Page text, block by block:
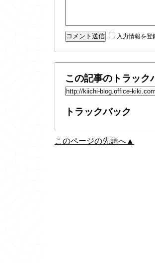
入力情報を登
この記事のトラック
トラックバック
このページの先頭へ▲